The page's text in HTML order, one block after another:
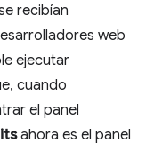
recibían
web
ejecutar
cuando
el panel
ahora es el panel